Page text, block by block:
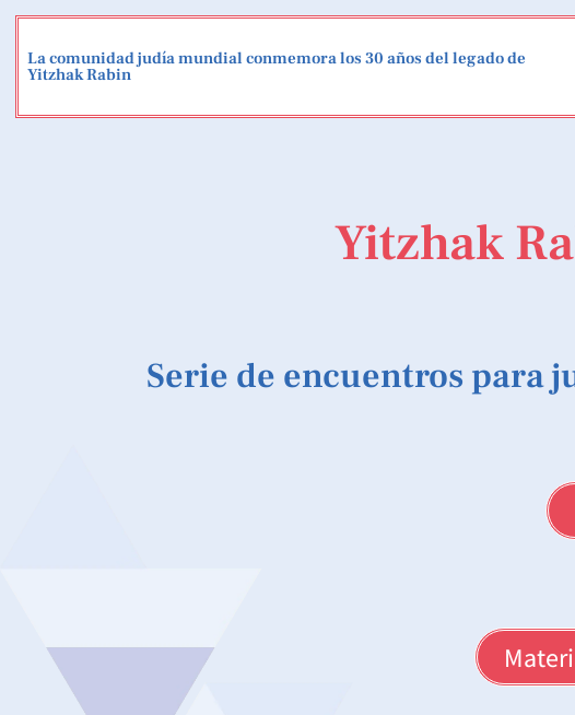
contenido
La comunidad judía mundial conmemora los 30 años del legado de
Yitzhak Rabin
Yitzhak
Serie de encuentros para